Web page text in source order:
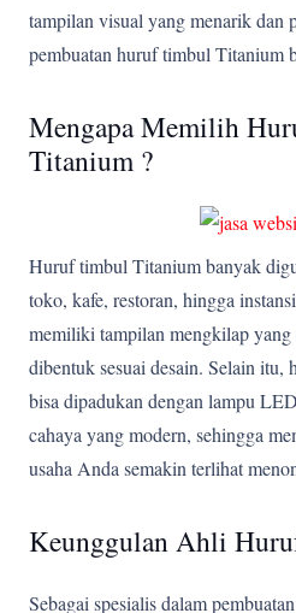
tampilan visual yang menarik dan
pembuatan huruf timbul Titanium
Mengapa Memilih
Titanium ?
Huruf timbul Titanium banyak
toko, kafe, restoran, hingga
memiliki tampilan mengkilap yang
dibentuk sesuai desain. Selain
bisa dipadukan dengan lampu
cahaya yang modern, sehingga
usaha Anda semakin terlihat
Keunggulan Ahli
Sebagai spesialis dalam